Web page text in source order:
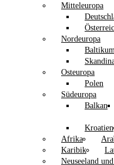
Mitteleuropa
Nordeuropa
Osteuropa
Polen
Südeuropa
Balkan
Kroatien
Afrika
Karibik
Neuseeland